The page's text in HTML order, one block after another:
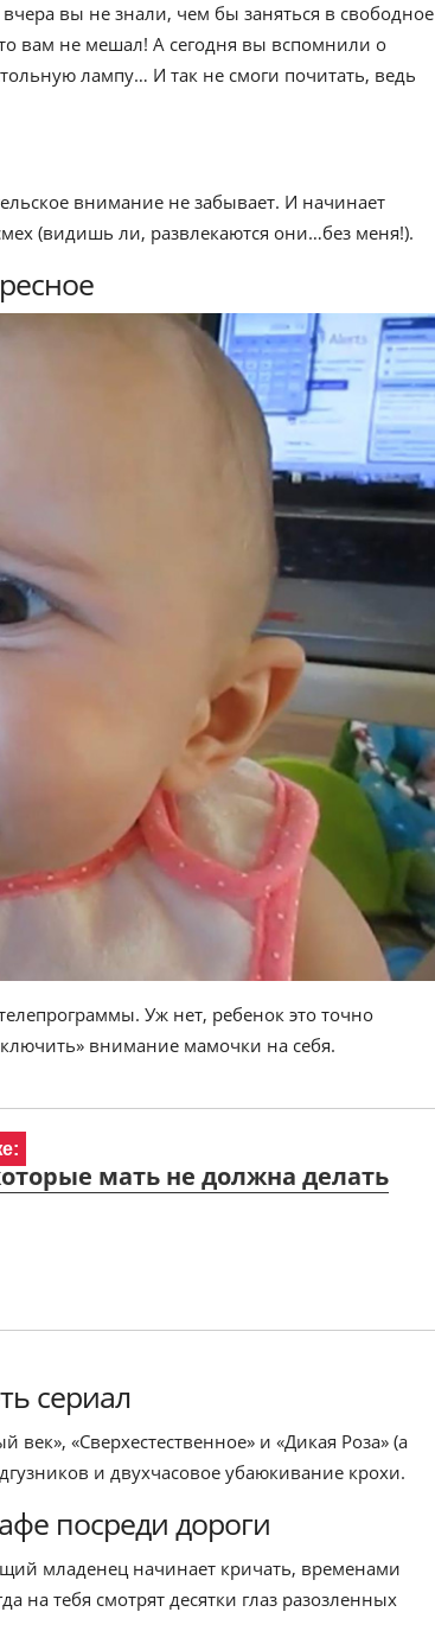
вы не знали, чем бы заняться в свободное
вам не мешал! А сегодня вы вспомнили о
лампу… И так не смоги почитать, ведь
внимание не забывает. И начинает
(видишь ли, развлекаются они…без меня!).
Уж нет, ребенок это точно
внимание мамочки на себя.
мать не должна делать
сериал
«Сверхестественное» и «Дикая Роза» (а
и двухчасовое убаюкивание крохи.
посреди дороги
младенец начинает кричать, временами
на тебя смотрят десятки глаз разозленных